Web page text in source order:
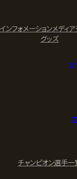
インフォメーションメディア
グッズ
ス
チャンピオン選手一